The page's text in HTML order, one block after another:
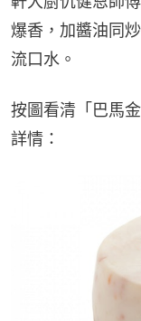
爆香，加醬油同
流口水。
按圖看清「巴馬
詳情：